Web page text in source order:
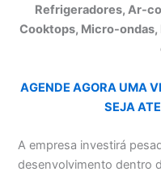
Refrigeradores, Ar-
Cooktops, Micro-ondas,
AGENDE AGORA UMA
SEJA
A empresa investirá
desenvolvimento dentro